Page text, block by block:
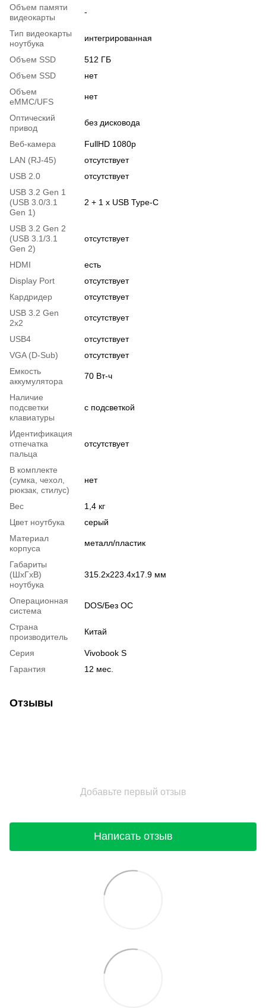
Объем памяти
видеокарты
-
Тип видеокарты
ноутбука
интегрированная
Объем SSD
512 ГБ
Объем SSD
нет
Объем
eMMC/UFS
нет
Оптический
привод
без дисковода
Веб-камера
FullHD 1080p
LAN (RJ-45)
отсутствует
USB 2.0
отсутствует
USB 3.2 Gen 1
(USB 3.0/3.1
Gen 1)
2 + 1 x USB Type-C
USB 3.2 Gen 2
(USB 3.1/3.1
Gen 2)
отсутствует
HDMI
есть
Display Port
отсутствует
Кардридер
отсутствует
USB 3.2 Gen
2x2
отсутствует
USB4
отсутствует
VGA (D-Sub)
отсутствует
Емкость
аккумулятора
70 Вт-ч
Наличие
подсветки
клавиатуры
с подсветкой
Идентификация
отпечатка
пальца
отсутствует
В комплекте
(сумка, чехол,
рюкзак, стилус)
нет
Вес
1,4 кг
Цвет ноутбука
серый
Материал
корпуса
металл/пластик
Габариты
(ШхГхВ)
ноутбука
315.2х223.4х17.9 мм
Операционная
система
DOS/Без ОС
Страна
производитель
Китай
Серия
Vivobook S
Гарантия
12 мес.
Отзывы
Добавьте первый отзыв
Написать отзыв